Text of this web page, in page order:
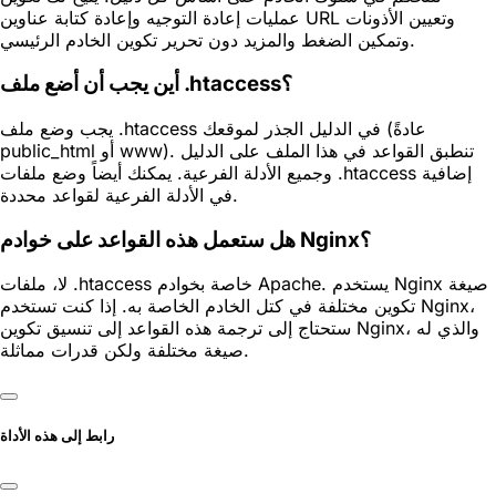
عمليات إعادة التوجيه وإعادة كتابة عناوين URL وتعيين الأذونات
وتمكين الضغط والمزيد دون تحرير تكوين الخادم الرئيسي.
أين يجب أن أضع ملف .htaccess؟
يجب وضع ملف .htaccess في الدليل الجذر لموقعك (عادةً
public_html أو www). تنطبق القواعد في هذا الملف على الدليل
وجميع الأدلة الفرعية. يمكنك أيضاً وضع ملفات .htaccess إضافية
في الأدلة الفرعية لقواعد محددة.
هل ستعمل هذه القواعد على خوادم Nginx؟
لا، ملفات .htaccess خاصة بخوادم Apache. يستخدم Nginx صيغة
تكوين مختلفة في كتل الخادم الخاصة به. إذا كنت تستخدم Nginx،
ستحتاج إلى ترجمة هذه القواعد إلى تنسيق تكوين Nginx، والذي له
صيغة مختلفة ولكن قدرات مماثلة.
رابط إلى هذه الأداة